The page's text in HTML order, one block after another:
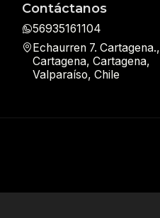
Contáctanos
56935161104
Echaurren 7. Cartagena.,
Cartagena, Cartagena,
Valparaíso, Chile